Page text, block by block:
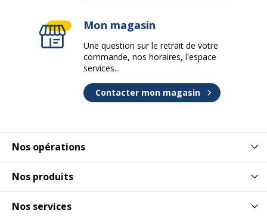
Nos opérations
Nos produits
Nos services
Mon magasin
Une question sur le retrait de votre
commande, nos horaires, l'espace
services...
Contacter mon magasin